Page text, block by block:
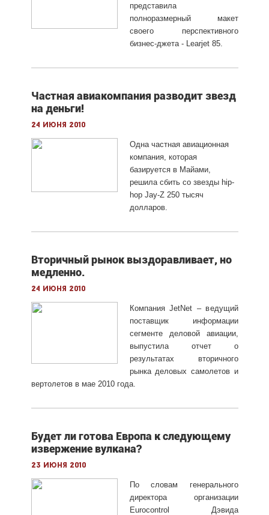
представила
полноразмерный макет
своего перспективного
бизнес-джета - Learjet 85.
Частная авиакомпания разводит звезд
на деньги!
24 июня 2010
Одна частная авиационная
компания, которая
базируется в Майами,
решила сбить со звезды hip-
hop Jay-Z 250 тысяч
долларов.
Вторичный рынок выздоравливает, но
медленно.
24 июня 2010
Компания JetNet – ведущий
поставщик информации
сегменте деловой авиации,
выпустила отчет о
результатах вторичного
рынка деловых самолетов и
вертолетов в мае 2010 года.
Будет ли готова Европа к следующему
извержение вулкана?
23 июня 2010
По словам генерального
директора организации
Eurocontrol Дэвида